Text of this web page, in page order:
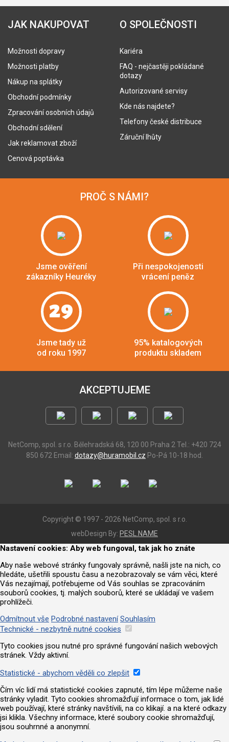
JAK NAKUPOVAT
Možnosti dopravy
Možnosti platby
Nákup na splátky
Obchodní podmínky
Zpracování osobních údajů
Obchodní sdělení
Jak reklamovat zboží
Cenová poptávka
O SPOLEČNOSTI
Kariéra
FAQ - nejčastěji pokládané
dotazy
Autorizované servisy
Kde nás najdete?
Telefony české distribuce
Záruční lhůty
PROČ S NÁMI?
Jsme ověření
zákazníky Heuréky
Při nespokojenosti
vrácení peněz
29
Jsme tady už
od roku 1997
95% katalogových
produktu skladem
AKCEPTUJEME
NetComp, spol. s r.o. Bělehradská 68, 120 00 Praha 2 Tel.: +420 724
850 672 Email: dotazy@huramobil.cz Po-Pá 10-18 hod.
Copyright © 1997 - 2026 NetComp, spol. s r.o.
webDesign By: PESL.NAME
Nastavení cookies: Aby web fungoval, tak jak ho znáte
Aby naše webové stránky fungovaly správně, našli jste na nich, co
hledáte, ušetřili spoustu času a nezobrazovaly se vám věci, které
Vás nezajímají, potřebujeme od Vás souhlas se zpracováním
souborů cookies, tj. malých souborů, které se ukládají ve vašem
prohlížeči.
Odmítnout vše Podrobné nastavení Souhlasím
Technické - nezbytně nutné cookies
Tyto cookies jsou nutné pro správné fungování našich webových
stránek. Vždy aktivní.
Statistické - abychom věděli co zlepšit
Čím víc lidí má statistické cookies zapnuté, tím lépe můžeme naše
stránky vyladit. Tyto cookies shromažďují informace o tom, jak lidé
web používají, které stránky navštívili, na co klikají. a na které odkazy
jsi klikla. Všechny informace, které soubory cookie shromažďují,
jsou souhrnné a anonymní.